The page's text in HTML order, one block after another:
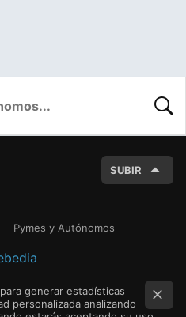
SUBIR
Pymes y Autónomos
generar estadísticas
personalizada analizando